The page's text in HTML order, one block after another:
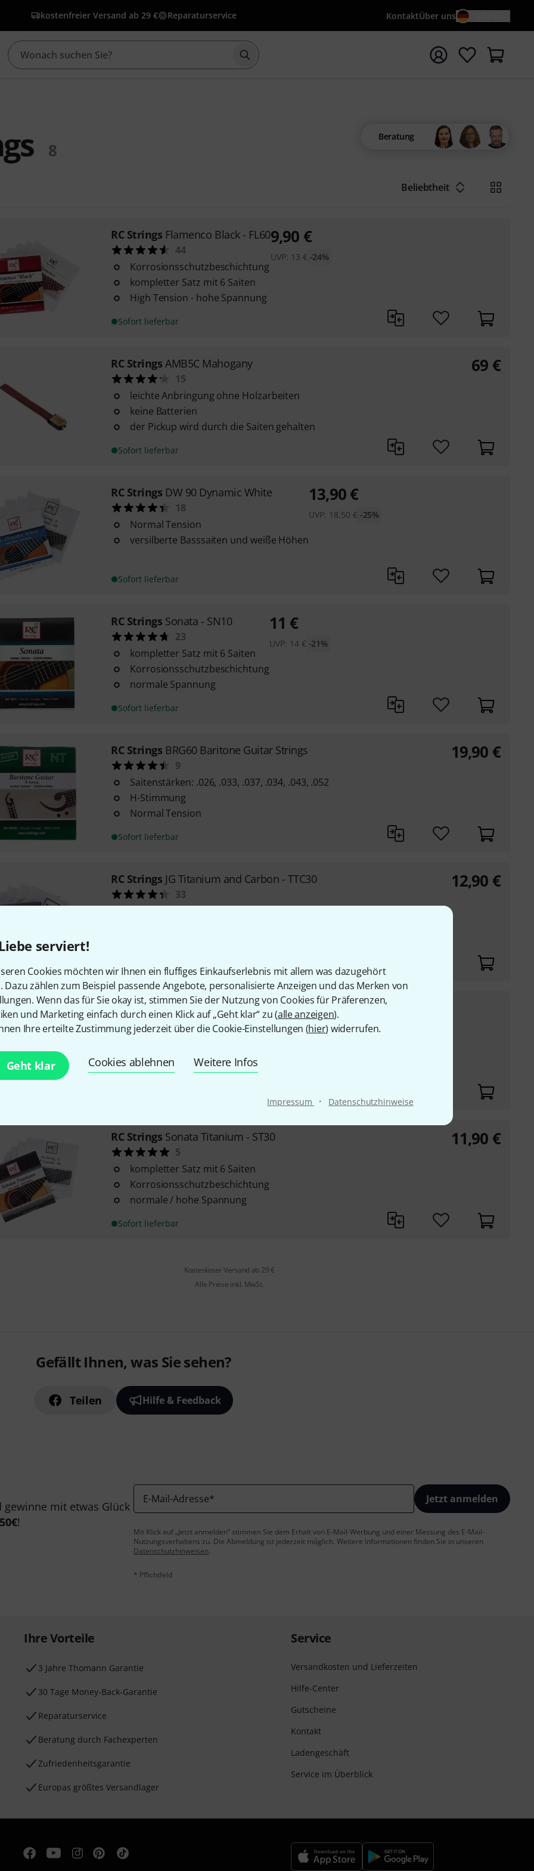
serviert!
Cookies möchten wir Ihnen ein fluffiges Einkaufserlebnis mit allem was dazugehört
Dazu zählen zum Beispiel passende Angebote, personalisierte Anzeigen und das Merken von
Wenn das für Sie okay ist, stimmen Sie der Nutzung von Cookies für Präferenzen,
und Marketing einfach durch einen Klick auf „Geht klar“ zu (alle anzeigen).
Ihre erteilte Zustimmung jederzeit über die Cookie-Einstellungen (hier) widerrufen.
Geht klar Cookies ablehnen Weitere Infos
Impressum · Datenschutzhinweise
kostenfreier Versand ab 29 € Reparaturservice KontaktÜber uns
Suche mit Suchwort {searchTerm} starten
8
Beratung
Beliebtheit
RC Strings Flamenco Black - FL60
44
Korrosionsschutzbeschichtung
kompletter Satz mit 6 Saiten
High Tension - hohe Spannung
Sofort lieferbar
9,90 €
UVP: 13 € -24%
RC Strings AMB5C Mahogany
15
leichte Anbringung ohne Holzarbeiten
keine Batterien
der Pickup wird durch die Saiten gehalten
Sofort lieferbar
69 €
RC Strings DW 90 Dynamic White
18
Normal Tension
versilberte Basssaiten und weiße Höhen
Sofort lieferbar
13,90€
UVP: 18,50 € -25%
RC Strings Sonata - SN10
23
kompletter Satz mit 6 Saiten
Korrosionsschutzbeschichtung
normale Spannung
Sofort lieferbar
11 €
UVP: 14 € -21%
RC Strings BRG60 Baritone Guitar Strings
9
Saitenstärken: .026, .033, .037, .034, .043, .052
H-Stimmung
Normal Tension
Sofort lieferbar
19,90 €
RC Strings JG Titanium and Carbon - TTC30
33
Sofort lieferbar
12,90 €
RC Strings Sonata Light - SL20
11
Korrosionsschutzbeschichtung
mittlere Spannung
11€
UVP:14,50 € -24%
RC Strings Sonata Titanium - ST30
5
kompletter Satz mit 6 Saiten
Korrosionsschutzbeschichtung
normale / hohe Spannung
Sofort lieferbar
11,90 €
Kostenloser Versand ab 29 €
Alle Preise inkl. MwSt.
Gefällt Ihnen, was Sie sehen?
Teilen Hilfe & Feedback
mit etwas Glück
50€!
E-Mail-Adresse* Jetzt anmelden
Mit Klick auf „Jetzt anmelden“ stimmen Sie dem Erhalt von E-Mail-Werbung und einer Messung des E-Mail-
Nutzungsverhaltens zu. Die Abmeldung ist jederzeit möglich. Weitere Informationen finden Sie in unseren
Datenschutzhinweisen.
* Pflichtfeld
Ihre Vorteile
3 Jahre Thomann Garantie
30 Tage Money-Back-Garantie
Reparaturservice
Beratung durch Fachexperten
Zufriedenheitsgarantie
Europas größtes Versandlager
Service
Versandkosten und Lieferzeiten
Hilfe-Center
Gutscheine
Kontakt
Ladengeschäft
Service im Überblick